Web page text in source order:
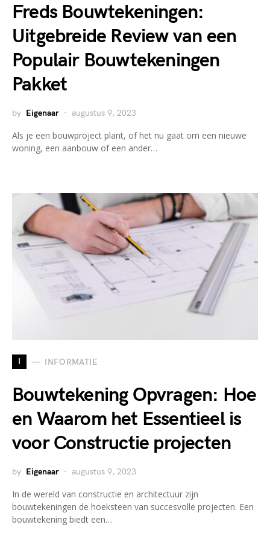
Freds Bouwtekeningen:
Uitgebreide Review van een
Populair Bouwtekeningen
Pakket
by Eigenaar augustus 9, 2023
Als je een bouwproject plant, of het nu gaat om een nieuwe
woning, een aanbouw of een ander…
I INFORMATIE
Bouwtekening Opvragen: Hoe
en Waarom het Essentieel is
voor Constructie projecten
by Eigenaar augustus 9, 2023
In de wereld van constructie en architectuur zijn
bouwtekeningen de hoeksteen van succesvolle projecten. Een
bouwtekening biedt een…